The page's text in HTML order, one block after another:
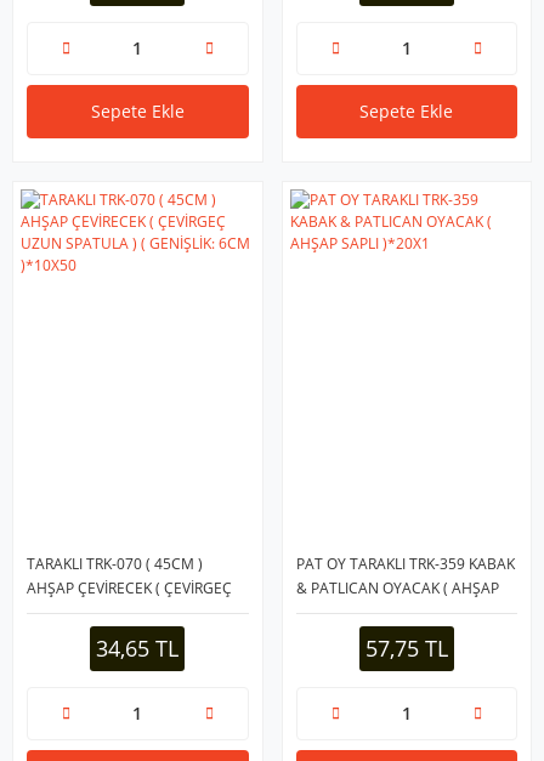
Sepete Ekle Sepete Ekle
TARAKLI TRK-070 ( 45CM )
AHŞAP ÇEVİRECEK ( ÇEVİRGEÇ
UZUN SPATULA ) ( GENİŞLİK:
6CM )*10X5034,65 TL
PAT OY TARAKLI TRK-359 KABAK
& PATLICAN OYACAK ( AHŞAP
SAPLI )*20X1
57,75 TL